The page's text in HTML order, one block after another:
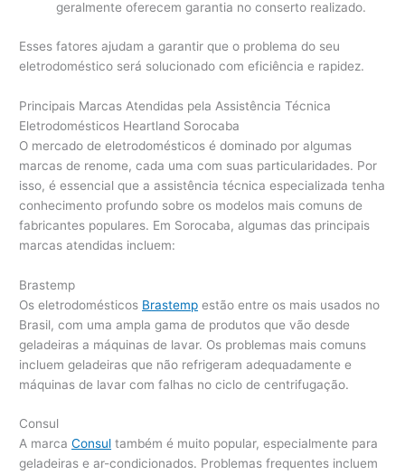
geralmente oferecem garantia no conserto realizado.
Esses fatores ajudam a garantir que o problema do seu
eletrodoméstico será solucionado com eficiência e rapidez.
Principais Marcas Atendidas pela Assistência Técnica
Eletrodomésticos Heartland Sorocaba
O mercado de eletrodomésticos é dominado por algumas
marcas de renome, cada uma com suas particularidades. Por
isso, é essencial que a assistência técnica especializada tenha
conhecimento profundo sobre os modelos mais comuns de
fabricantes populares. Em Sorocaba, algumas das principais
marcas atendidas incluem:
Brastemp
Os eletrodomésticos Brastemp estão entre os mais usados no
Brasil, com uma ampla gama de produtos que vão desde
geladeiras a máquinas de lavar. Os problemas mais comuns
incluem geladeiras que não refrigeram adequadamente e
máquinas de lavar com falhas no ciclo de centrifugação.
Consul
A marcaConsul também é muito popular, especialmente para
geladeiras e ar-condicionados. Problemas frequentes incluem